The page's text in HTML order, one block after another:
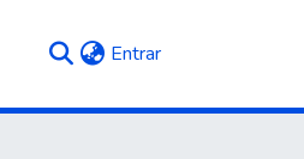
Entrar(current)